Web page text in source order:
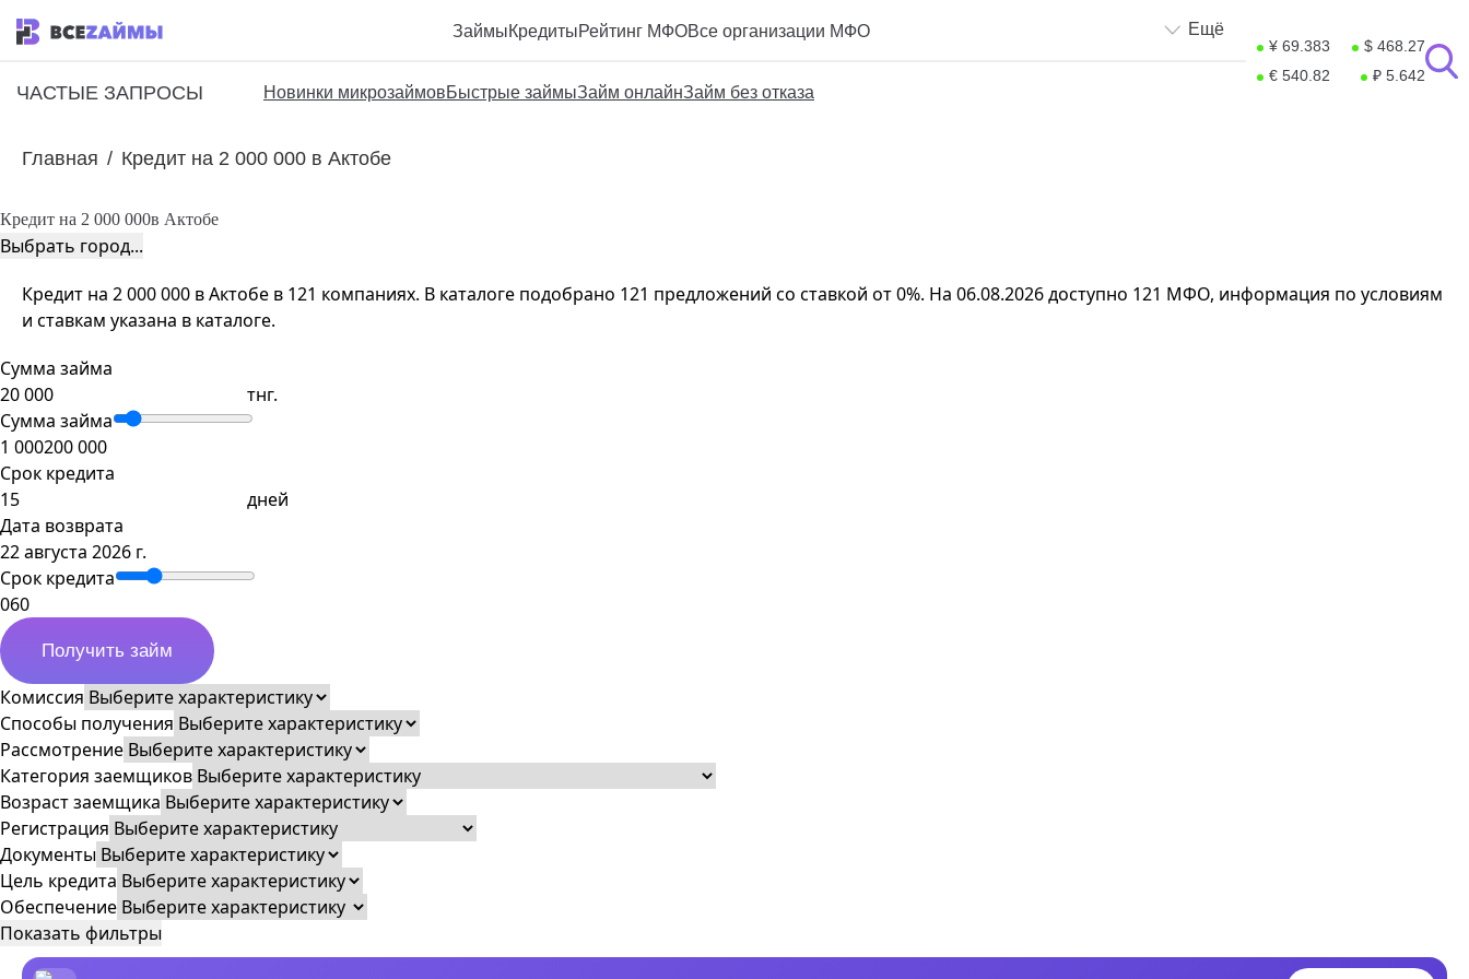
ЗаймыКредитыРейтинг МФОВсе организации МФО Ещё
ЧАСТЫЕ ЗАПРОСЫ Новинки микрозаймовБыстрые займыЗайм онлайнЗайм без отказа
¥ 69.383
$ 468.27
€ 540.82
₽ 5.642
Главная / Кредит на 2 000 000 в Актобе
Кредит на 2 000 000в Актобе
Выбрать город...
Кредит на 2 000 000 в Актобе в 121 компаниях. В каталоге подобрано 121 предложений со ставкой от 0%. На 06.08.2026 доступно 121 МФО, информация по условиям
и ставкам указана в каталоге.
Сумма займа
тнг.
Сумма займа
1 000200 000
Срок кредита
дней
Дата возврата
22 августа 2026 г.
Срок кредита
060
Получить займ
Комиссия
Способы получения
Рассмотрение
Категория заемщиков
Возраст заемщика
Регистрация
Документы
Цель кредита
Обеспечение
Показать фильтры